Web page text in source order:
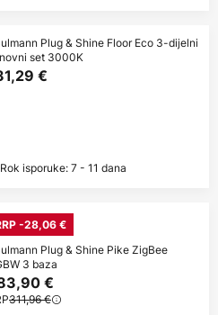
Plug & Shine Floor Eco 3-dijelni
set 3000K
€
Rok isporuke: 7 - 11 dana
-28,06 €
Plug & Shine Pike ZigBee
3 baza
€
311,96 €